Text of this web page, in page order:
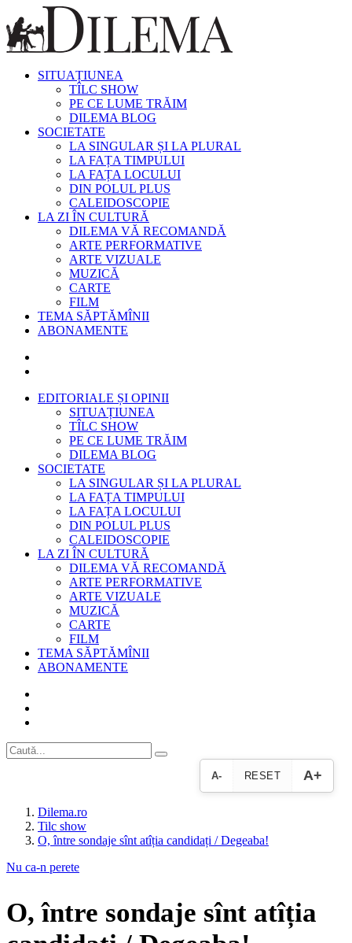
SITUAȚIUNEA
TÎLC SHOW
PE CE LUME TRĂIM
DILEMA BLOG
SOCIETATE
LA SINGULAR ȘI LA PLURAL
LA FAȚA TIMPULUI
LA FAȚA LOCULUI
DIN POLUL PLUS
CALEIDOSCOPIE
LA ZI ÎN CULTURĂ
DILEMA VĂ RECOMANDĂ
ARTE PERFORMATIVE
ARTE VIZUALE
MUZICĂ
CARTE
FILM
TEMA SĂPTĂMÎNII
ABONAMENTE
EDITORIALE ȘI OPINII
SITUAȚIUNEA
TÎLC SHOW
PE CE LUME TRĂIM
DILEMA BLOG
SOCIETATE
LA SINGULAR ȘI LA PLURAL
LA FAȚA TIMPULUI
LA FAȚA LOCULUI
DIN POLUL PLUS
CALEIDOSCOPIE
LA ZI ÎN CULTURĂ
DILEMA VĂ RECOMANDĂ
ARTE PERFORMATIVE
ARTE VIZUALE
MUZICĂ
CARTE
FILM
TEMA SĂPTĂMÎNII
ABONAMENTE
A- RESET A+
Dilema.ro
Tilc show
O, între sondaje sînt atîția candidați / Degeaba!
Nu ca-n perete
O, între sondaje sînt atîția